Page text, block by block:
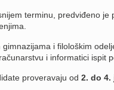
terminu, predviđeno
gimnazijama i filološkim
i informatici ispit
proveravaju od 2. do 4.